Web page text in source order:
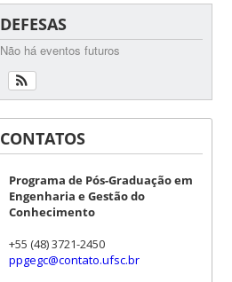
DEFESAS
Não há eventos futuros
CONTATOS
Programa de Pós-Graduação em
Engenharia e Gestão do
Conhecimento
+55 (48) 3721-2450
ppgegc@contato.ufsc.br